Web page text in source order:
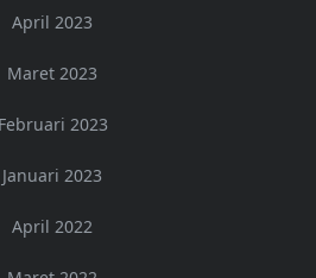
April 2023
Maret 2023
Februari 2023
Januari 2023
April 2022